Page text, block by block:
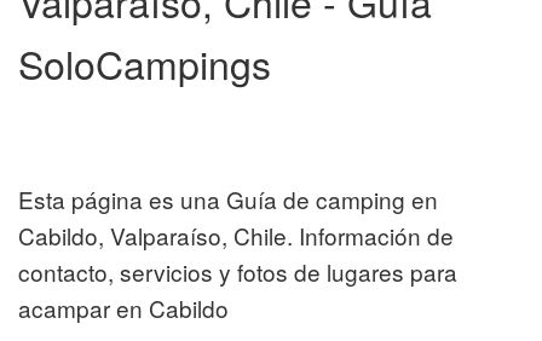
SoloCampings
Esta página es una Guía de camping en
Cabildo, Valparaíso, Chile. Información de
contacto, servicios y fotos de lugares para
acampar en Cabildo